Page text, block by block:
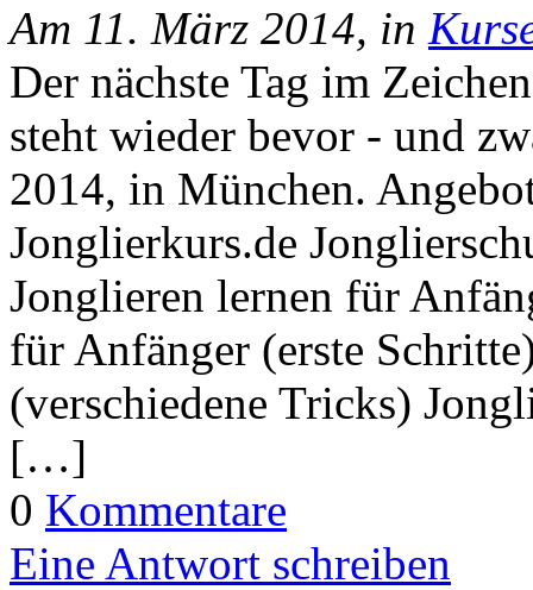
Am 11. März 2014, in
Der nächste Tag im
steht wieder bevor - und
2014, in München.
Jonglierkurs.de
Jonglieren lernen für
für Anfänger (erste
(verschiedene Tricks)
[…]
0 Kommentare
Eine Antwort schreiben